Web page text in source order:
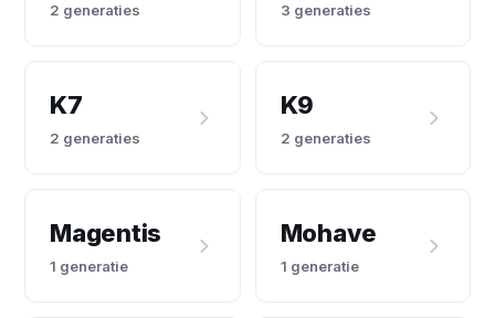
2 generaties 3 generaties
K7
2 generaties
K9
2 generaties
Magentis
1 generatie
Mohave
1 generatie